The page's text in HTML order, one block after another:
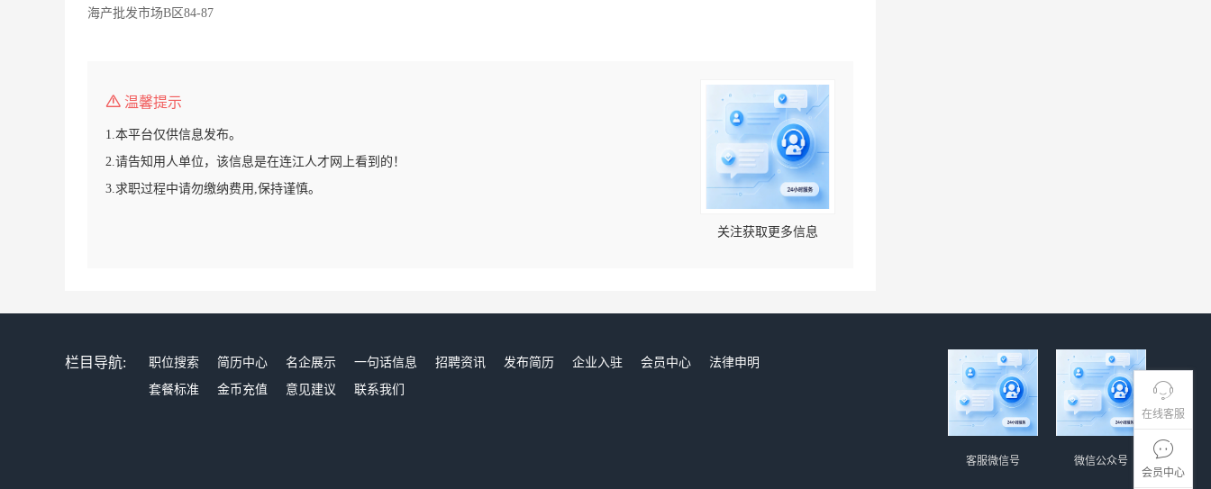
在线客服
会员中心
海产批发市场B区84-87
温馨提示
1.本平台仅供信息发布。
2.请告知用人单位，该信息是在连江人才网上看到的！
3.求职过程中请勿缴纳费用,保持谨慎。
关注获取更多信息
栏目导航: 职位搜索 简历中心 名企展示 一句话信息 招聘资讯 发布简历 企业入驻 会员中心
法律申明
套餐标准
金币充值 意见建议 联系我们
微信公众号
客服微信号